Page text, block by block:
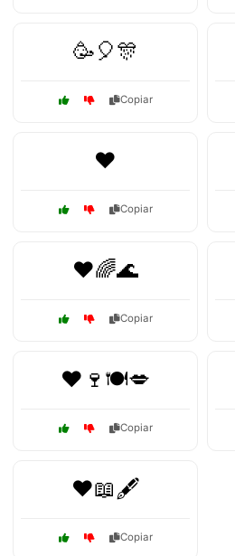
🥳🎈🎊
Copiar
❤️
Copiar
❤️🌈🌊
Copiar
❤️🍷🍽️💋
Copiar
❤️📖🖋️
Copiar